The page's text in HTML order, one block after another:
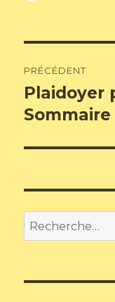
de
l’article
PRÉCÉDENT
Article
précédent :
Plaidoyer
Sommaire
Recherche
pour